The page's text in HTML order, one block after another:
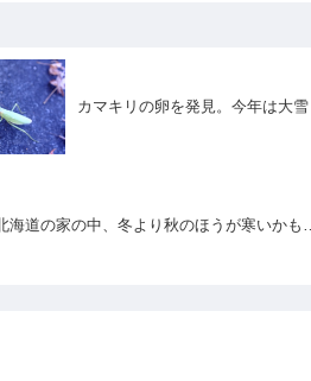
カマキリの卵を発見。今年は大
海道の家の中、冬より秋のほうが寒いか